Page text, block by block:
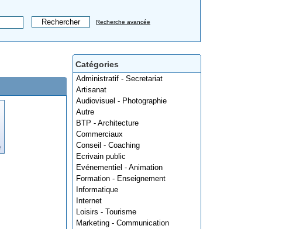
Recherche avancée
Catégories
Administratif - Secretariat
Artisanat
Audiovisuel - Photographie
Autre
BTP - Architecture
Commerciaux
Conseil - Coaching
Ecrivain public
Evénementiel - Animation
Formation - Enseignement
Informatique
Internet
Loisirs - Tourisme
Marketing - Communication